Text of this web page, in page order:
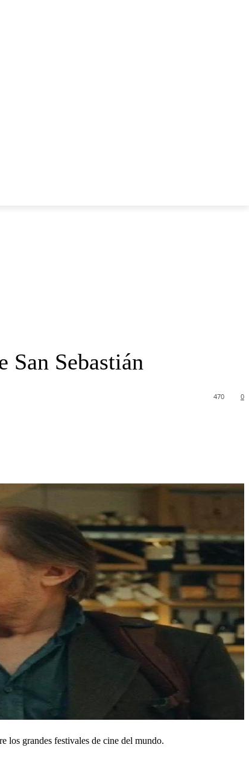
San Sebastián
0
470
los grandes festivales de cine del mundo.